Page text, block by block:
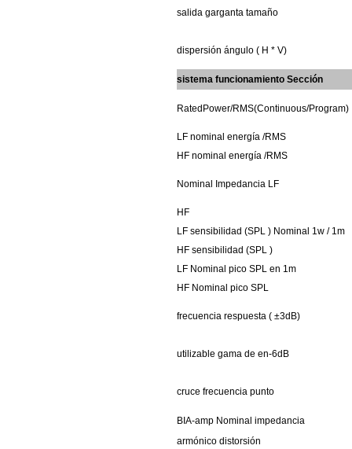
salida garganta tamaño
dispersión ángulo ( H * V)
sistema funcionamiento Sección
RatedPower/RMS(Continuous/Program)
LF nominal energía /RMS
HF nominal energía /RMS
Nominal Impedancia LF
HF
LF sensibilidad (SPL ) Nominal 1w / 1m
HF sensibilidad (SPL )
LF Nominal pico SPL en 1m
HF Nominal pico SPL
frecuencia respuesta ( ±3dB)
utilizable gama de en-6dB
cruce frecuencia punto
BIA-amp Nominal impedancia
armónico distorsión